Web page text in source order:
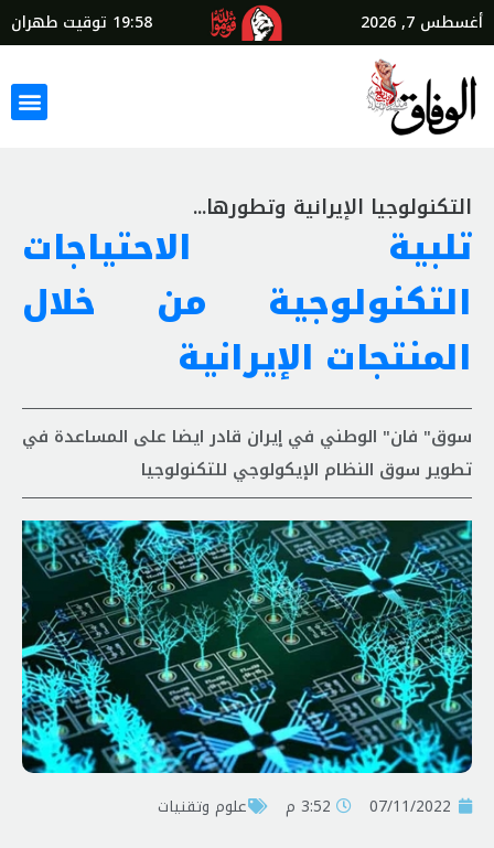
أغسطس 7, 2026 19:58 توقيت طهران
التكنولوجيا الإيرانية وتطورها...
تلبية الاحتياجات
التكنولوجية من خلال
المنتجات الإيرانية
سوق" فان" الوطني في إيران قادر ايضا على المساعدة في
تطوير سوق النظام الإيكولوجي للتكنولوجيا
07/11/2022 3:52 م علوم وتقنيات